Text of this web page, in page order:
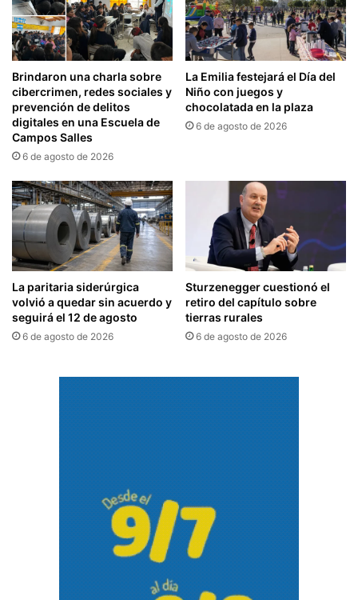
Brindaron una charla sobre
cibercrimen, redes sociales y
prevención de delitos
digitales en una Escuela de
Campos Salles
6 de agosto de 2026
La Emilia festejará el Día del
Niño con juegos y
chocolatada en la plaza
6 de agosto de 2026
La paritaria siderúrgica
volvió a quedar sin acuerdo y
seguirá el 12 de agosto
6 de agosto de 2026
Sturzenegger cuestionó el
retiro del capítulo sobre
tierras rurales
6 de agosto de 2026